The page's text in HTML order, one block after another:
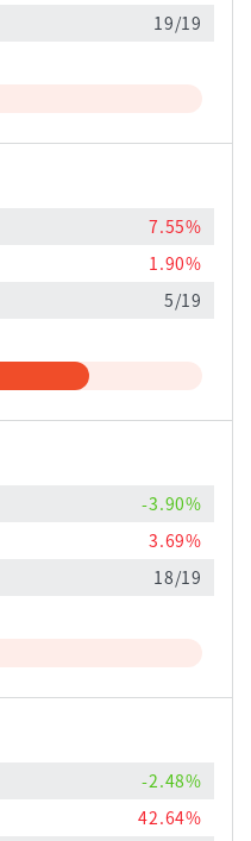
19/19
7.55%
1.90%
5/19
-3.90%
3.69%
18/19
-2.48%
42.64%